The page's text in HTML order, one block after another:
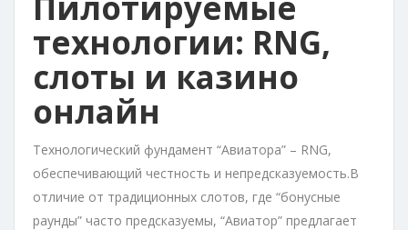
технологии: RNG,
слоты и казино
онлайн
Технологический фундамент “Авиатора” – RNG,
обеспечивающий честность и непредсказуемость.В
отличие от традиционных слотов, где “бонусные
раунды” часто предсказуемы, “Авиатор” предлагает